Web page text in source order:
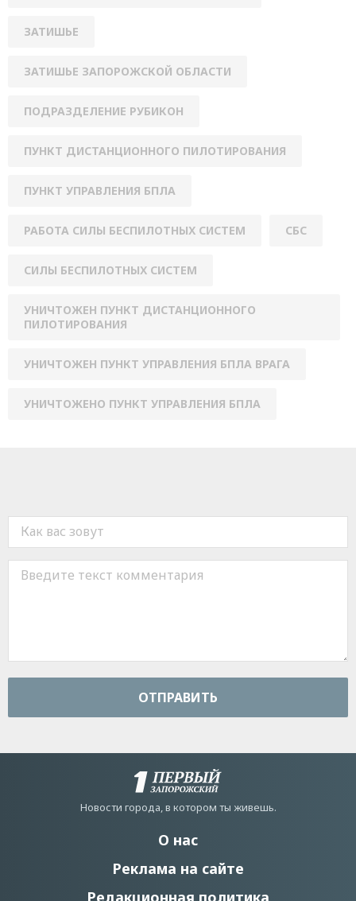
ЗАТИШЬЕ
ЗАТИШЬЕ ЗАПОРОЖСКОЙ ОБЛАСТИ
ПОДРАЗДЕЛЕНИЕ РУБИКОН
ПУНКТ ДИСТАНЦИОННОГО ПИЛОТИРОВАНИЯ
ПУНКТ УПРАВЛЕНИЯ БПЛА
РАБОТА СИЛЫ БЕСПИЛОТНЫХ СИСТЕМ СБС
СИЛЫ БЕСПИЛОТНЫХ СИСТЕМ
УНИЧТОЖЕН ПУНКТ ДИСТАНЦИОННОГО
ПИЛОТИРОВАНИЯ
УНИЧТОЖЕН ПУНКТ УПРАВЛЕНИЯ БПЛА ВРАГА
УНИЧТОЖЕНО ПУНКТ УПРАВЛЕНИЯ БПЛА
ОТПРАВИТЬ
Новости города, в котором ты живешь.
О нас
Реклама на сайте
Редакционная политика